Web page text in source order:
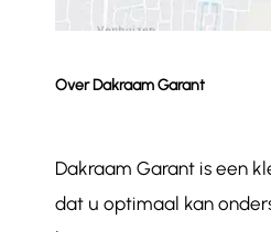
Over Dakraam Garant
Dakraam Garant is een
dat u optimaal kan